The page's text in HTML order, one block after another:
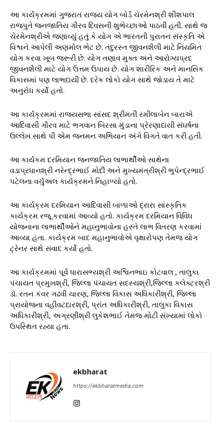
આ કાર્યક્રમમાં ગુજરાત રાજ્ય યોગ બોર્ડ ચેરમેનશ્રી શીશપાલ
રાજપુતે જનજાતિય ગૌરવ દિવસની શુભેચ્છાઓ પાઠવી હતી. સાથે જ
ચેરમેનશ્રીએ જણાવ્યું હતું કે યોગ એ ભારતની પુરાતન સંસ્કૃતિ એ
વિશ્વને આપેલી અણમોલ ભેટ છે. તંદુરસ્ત જીવનશૈલી માટે નિયમિત
યોગ કરવા ખૂબ જરૂરી છે. યોગ તણાવ મુક્ત અને આરોગ્યપ્રદ
જીવનશૈલી માટે યોગ ઉત્તમ ઉપાય છે. યોગ શારીરિક અને માનસિક
વિકાસમાં પણ લાભદાયી છે. દરેક લોકો યોગ સાથે જોડાય તે માટે
અનુરોધ કર્યો હતો.
આ કાર્યક્રમમાં રાજ્યસભા સાંસદ શ્રીમતી રમીલાબેન બારાએ
આદિવાસી ગૌરવ માટે ભગવાન બિરસા મુંડાના પ્રેરણાદાયી સંઘર્ષના
ઉલ્લેખ સાથે પી એમ જનમન અભિયાન અંગે વિગતે વાત કરી હતી.
આ કાર્યકમ દરમિયાન જનજાતિય લાભાર્થીઓ સાથેના
વડાપ્રધાનશ્રી નરેન્દ્રભાઈ મોદી અને મુખ્યમંત્રીશ્રી ભુપેન્દ્રભાઈ
પટેલના વર્ચુઅલ કાર્યક્રમને નિહાળ્યો હતો.
આ કાર્યક્રમ દરમિયાન આદિવાસી બાળાઓ દ્રારા સાંસ્કૃતિક
કાર્યક્રમ રજૂ કરવામાં આવ્યો હતો. કાર્યક્રમ દરમિયાન વિવિધ
યોજનાના લાભાર્થીઓને મહાનુભાવોના હસ્તે લાભ વિતરણ કરવામાં
આવ્યા હતા. કાર્યક્રમ બાદ મહાનુભાવોએ વૃક્ષારોપણ તેમજ યોગ
ટ્રેનર સાથે સંવાદ કર્યો હતો.
આ કાર્યક્રમમાં પૂર્વ ધારાસભ્યશ્રી અશ્વિનભાઇ કોટવાલ , તાલુકા
પંચાયત પ્રમુખશ્રી, જિલ્લા પંચાયત સદસ્યશ્રી,જિલ્લા કલેક્ટરશ્રી
ડૉ. રતન કંવર ગઢવી ચારણ, જિલ્લા વિકાસ અધિકારીશ્રી, જિલ્લા
પ્રાયોજના વહીવટદારશ્રી, પ્રાંત અધિકારીશ્રી, તાલુકા વિકાસ
અધિકારીશ્રી, અગ્રણીશ્રી લુકેશભાઈ તેમજ મોટી સંખ્યામાં લોકો
ઉપસ્થિત રહ્યા હતા.
ekbharat
https://ekbharatmedia.com